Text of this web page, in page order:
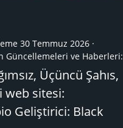
30 Temmuz 2026
Güncellemeleri ve Haberleri:
Üçüncü Şahıs,
web sitesi:
Geliştirici: Black